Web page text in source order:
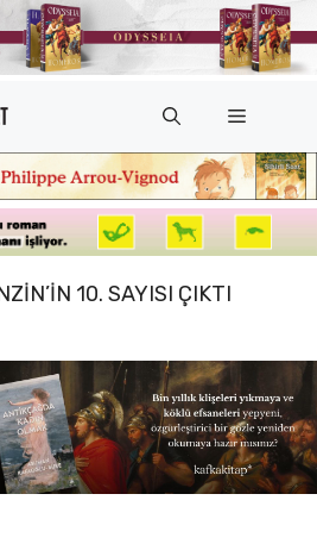
Menü
10. SAYISI ÇIKTI